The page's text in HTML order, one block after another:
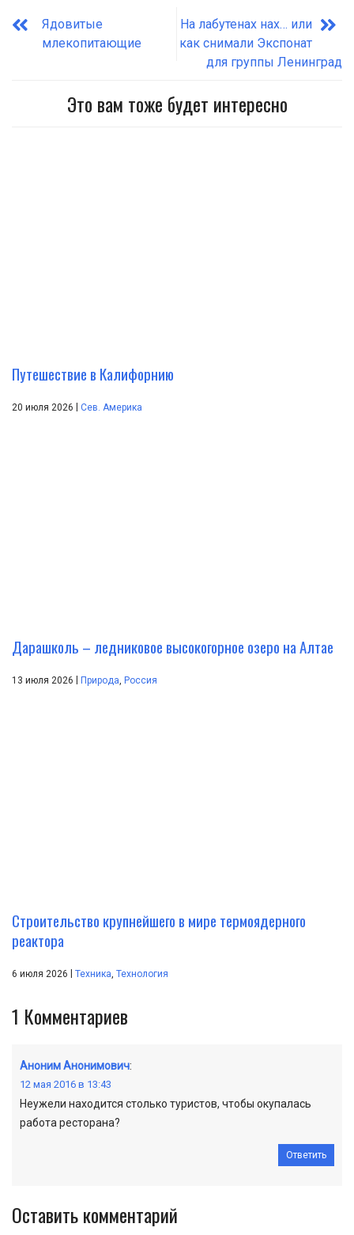
Ядовитые
млекопитающие
На лабутенах нах… или
как снимали Экспонат
для группы Ленинград
Это вам тоже будет интересно
Путешествие в Калифорнию
20 июля 2026 | Сев. Америка
Дарашколь – ледниковое высокогорное озеро на Алтае
13 июля 2026 Природа, Россия
Строительство крупнейшего в мире термоядерного
реактора
6 июля 2026 Техника, Технология
1 Комментариев
Аноним Анонимович:
12 мая 2016 в 13:43
Неужели находится столько туристов, чтобы окупалась
работа ресторана?
Ответить
Оставить комментарий